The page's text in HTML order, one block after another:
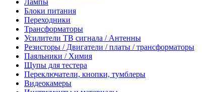
Лампы
Блоки питания
Переходники
Трансформаторы
Усилители ТВ сигнала / Антенны
Резисторы / Двигатели / платы / трансформаторы
Паяльники / Химия
Щупы для тестера
Переключатели, кнопки, тумблеры
Видеокамеры